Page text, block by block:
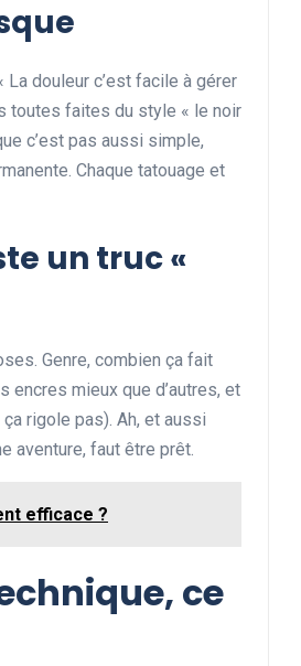
douleur c’est facile à gérer
toutes faites du style « le noir
c’est pas aussi simple,
Chaque tatouage et
un truc «
Genre, combien ça fait
encres mieux que d’autres, et
rigole pas). Ah, et aussi
aventure, faut être prêt.
efficace ?
ce